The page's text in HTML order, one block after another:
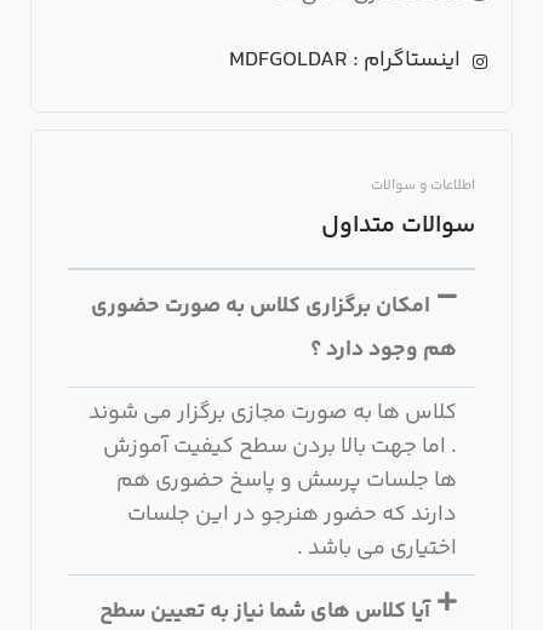
اینستاگرام : MDFGOLDAR
اطلاعات و سوالات
سوالات متداول
امکان برگزاری کلاس به صورت حضوری
هم وجود دارد ؟
کلاس ها به صورت مجازی برگزار می شوند
. اما جهت بالا بردن سطح کیفیت آموزش
ها جلسات پرسش و پاسخ حضوری هم
دارند که حضور هنرجو در این جلسات
اختیاری می باشد .
آیا کلاس های شما نیاز به تعیین سطح